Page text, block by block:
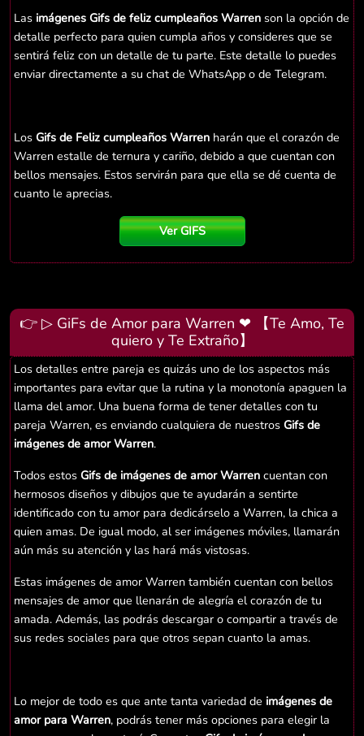
Las imágenes Gifs de feliz cumpleaños Warren son la opción de
detalle perfecto para quien cumpla años y consideres que se
sentirá feliz con un detalle de tu parte. Este detalle lo puedes
enviar directamente a su chat de WhatsApp o de Telegram.
Los Gifs de Feliz cumpleaños Warren harán que el corazón de
Warren estalle de ternura y cariño, debido a que cuentan con
bellos mensajes. Estos servirán para que ella se dé cuenta de
cuanto le aprecias.
Ver GIFS
👉 ▷ GiFs de Amor para Warren ❤ 【Te Amo, Te
quiero y Te Extraño】
Los detalles entre pareja es quizás uno de los aspectos más
importantes para evitar que la rutina y la monotonía apaguen la
llama del amor. Una buena forma de tener detalles con tu
pareja Warren, es enviando cualquiera de nuestros Gifs de
imágenes de amor Warren.
Todos estos Gifs de imágenes de amor Warren cuentan con
hermosos diseños y dibujos que te ayudarán a sentirte
identificado con tu amor para dedicárselo a Warren, la chica a
quien amas. De igual modo, al ser imágenes móviles, llamarán
aún más su atención y las hará más vistosas.
Estas imágenes de amor Warren también cuentan con bellos
mensajes de amor que llenarán de alegría el corazón de tu
amada. Además, las podrás descargar o compartir a través de
sus redes sociales para que otros sepan cuanto la amas.
Lo mejor de todo es que ante tanta variedad de imágenes de
amor para Warren, podrás tener más opciones para elegir la